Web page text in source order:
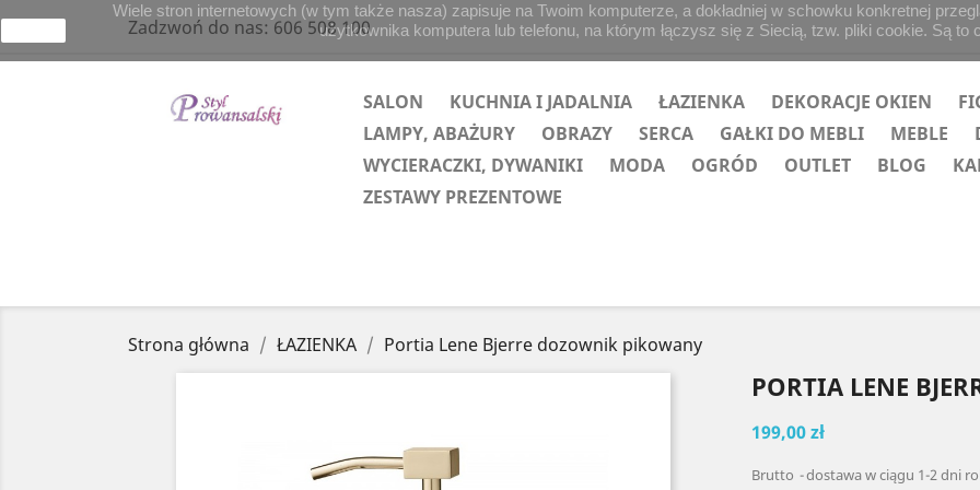
Zadzwoń do nas:606 508 100
SALON KUCHNIA I JADALNIA ŁAZIENKA DEKORACJE OKIEN
LAMPY, ABAŻURY
OBRAZY SERCA GAŁKI DO MEBLI MEBLE
WYCIERACZKI, DYWANIKI
MODA OGRÓD OUTLET BLOG
ZESTAWY PREZENTOWE
Strona główna ŁAZIENKA Portia Lene Bjerre dozownik pikowany
PORTIA LENE
199,00 zł
Brutto dostawa w ciągu 1-2 dni
Wiele stron internetowych (w tym także nasza) zapisuje na Twoim komputerze, a dokładniej w schowku konkretnej
użytkownika komputera lub telefonu, na którym łączysz się z Siecią, tzw. pliki cookie. Są to